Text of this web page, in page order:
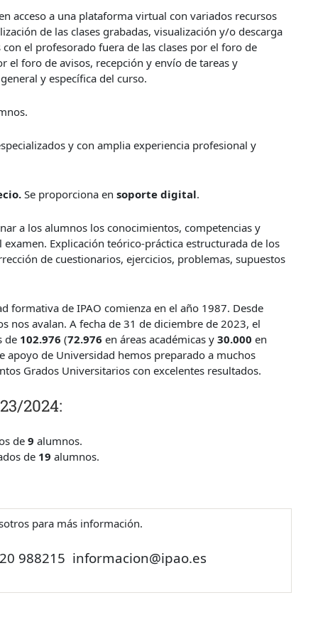
acceso a una plataforma virtual con variados recursos
de las clases grabadas, visualización y/o descarga
el profesorado fuera de las clases por el foro de
el foro de avisos, recepción y envío de tareas y
y específica del curso.
y con amplia experiencia profesional y
Se proporciona en soporte digital.
a los alumnos los conocimientos, competencias y
Explicación teórico-práctica estructurada de los
de cuestionarios, ejercicios, problemas, supuestos
de IPAO comienza en el año 1987. Desde
nos avalan. A fecha de 31 de diciembre de 2023, el
de 102.976(72.976 en áreas académicas y30.000 en
apoyo de Universidad hemos preparado a muchos
Grados Universitarios con excelentes resultados.
2024:
de9 alumnos.
de 19 alumnos.
para más información.
988215 informacion@ipao.es